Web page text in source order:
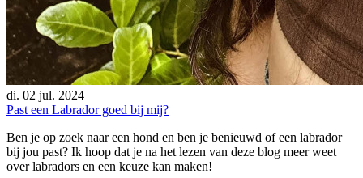
di. 02 jul. 2024
Past een Labrador goed bij mij?
Ben je op zoek naar een hond en ben je benieuwd of een labrador
bij jou past? Ik hoop dat je na het lezen van deze blog meer weet
over labradors en een keuze kan maken!